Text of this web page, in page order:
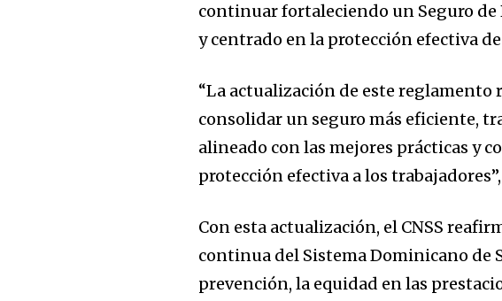
continuar fortaleciendo un Seguro de
y centrado en la protección efectiva
“La actualización de este
consolidar un seguro más eficiente,
alineado con las mejores prácticas y
protección efectiva a los
Con esta actualización, el CNSS
continua del Sistema Dominicano de
prevención, la equidad en las